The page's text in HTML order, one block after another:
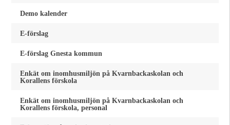
Demo kalender
E-förslag
E-förslag Gnesta kommun
Enkät om inomhusmiljön på Kvarnbackaskolan och
Korallens förskola
Enkät om inomhusmiljön på Kvarnbackaskolan och
Korallens förskola, personal